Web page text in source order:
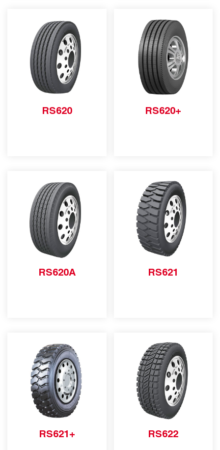
RS620 RS620+
RS620A RS621
RS621+ RS622